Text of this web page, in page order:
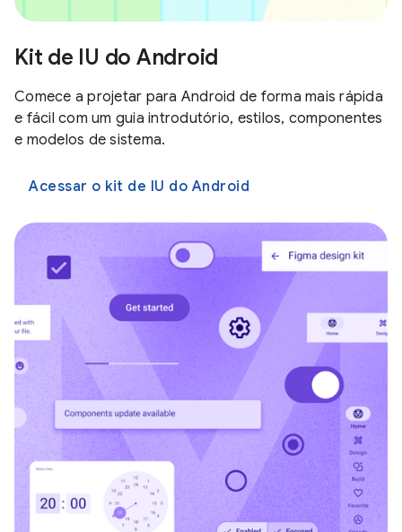
Kit de IU do Android
Comece a projetar para Android de forma mais rápida
e fácil com um guia introdutório, estilos, componentes
e modelos de sistema.
Acessar o kit de IU do Android